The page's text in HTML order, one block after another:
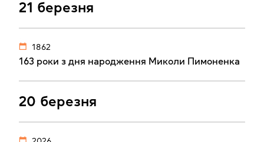
21 березня
1862
163 роки з дня народження Миколи Пимоненка
20 березня